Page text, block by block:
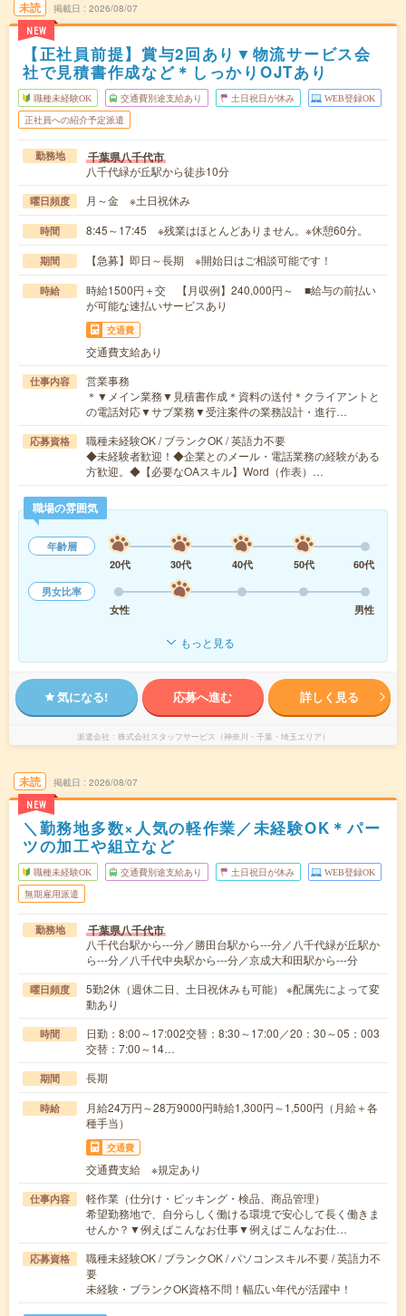
未読
NEW
掲載日 2026/08/07
【正社員前提】賞与2回あり▼物流サービス会
社で見積書作成など＊しっかりOJTあり
職種未経験OK 交通費別途支給あり 土日祝日が休み WEB登録OK
正社員への紹介予定派遣
勤務地 千葉県八千代市
八千代緑が丘駅から徒歩10分
曜日頻度 月～金 ※土日祝休み
時間 8:45～17:45 ※残業はほとんどありません。※休憩60分。
期間 【急募】即日～長期 ※開始日はご相談可能です！
時給
時給1500円＋交 【月収例】240,000円～ ■給与の前払い
が可能な速払いサービスあり
交通費
交通費支給あり
仕事内容
営業事務
＊▼メイン業務▼見積書作成＊資料の送付＊クライアントと
の電話対応▼サブ業務▼受注案件の業務設計・進行…
応募資格
職種未経験OK / ブランクOK / 英語力不要
◆未経験者歓迎！◆企業とのメール・電話業務の経験がある
方歓迎。◆【必要なOAスキル】Word（作表）…
職場の雰囲気
年齢層
20代
30代 40代 50代
60代
男女比率
女性
男性
もっと見る
気になる! 応募へ進む 詳しく見る
派遣会社 株式会社スタッフサービス（神奈川・千葉・埼玉エリア）
未読
NEW
掲載日 2026/08/07
＼勤務地多数×人気の軽作業／未経験OK＊パー
ツの加工や組立など
職種未経験OK 交通費別途支給あり 土日祝日が休み WEB登録OK
無期雇用派遣
勤務地 千葉県八千代市
八千代台駅から---分／勝田台駅から---分／八千代緑が丘駅か
ら---分／八千代中央駅から---分／京成大和田駅から---分
曜日頻度
5勤2休（週休二日、土日祝休みも可能） ※配属先によって変
動あり
時間
日勤：8:00～17:002交替：8:30～17:00／20：30～05：003
交替：7:00～14…
期間 長期
時給
月給24万円～28万9000円時給1,300円～1,500円（月給＋各
種手当）
交通費
交通費支給 ※規定あり
仕事内容
軽作業（仕分け・ピッキング・検品、商品管理）
希望勤務地で、自分らしく働ける環境で安心して長く働きま
せんか？▼例えばこんなお仕事▼例えばこんなお仕…
応募資格
職種未経験OK / ブランクOK / パソコンスキル不要 / 英語力不
要
未経験・ブランクOK資格不問！幅広い年代が活躍中！